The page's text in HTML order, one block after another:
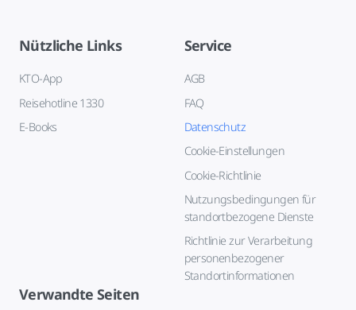
Nützliche Links
KTO-App
Reisehotline 1330
E-Books
Service
AGB
FAQ
Datenschutz
Cookie-Einstellungen
Cookie-Richtlinie
Nutzungsbedingungen für
standortbezogene Dienste
Richtlinie zur Verarbeitung
personenbezogener
Standortinformationen
Verwandte Seiten